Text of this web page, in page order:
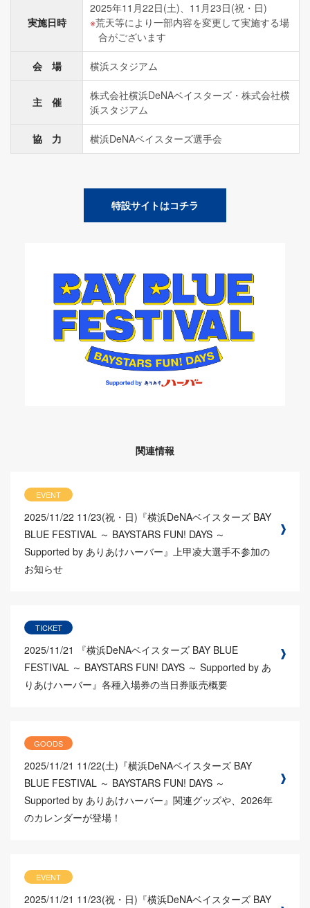
実施日時
2025年11月22日(土)、11月23日(祝・日)
荒天等により一部内容を変更して実施する場
合がございます
会 場 横浜スタジアム
主 催
株式会社横浜DeNAベイスターズ・株式会社横
浜スタジアム
協 力 横浜DeNAベイスターズ選手会
特設サイトはコチラ
関連情報
EVENT
2025/11/22 11/23(祝・日)『横浜DeNAベイスターズ BAY
BLUE FESTIVAL ～ BAYSTARS FUN! DAYS ～
Supported by ありあけハーバー』上甲凌大選手不参加の
お知らせ
TICKET
2025/11/21
『横浜DeNAベイスターズ BAY BLUE
FESTIVAL ～ BAYSTARS FUN! DAYS ～ Supported by あ
りあけハーバー』各種入場券の当日券販売概要
GOODS
2025/11/21 11/22(土)『横浜DeNAベイスターズ BAY
BLUE FESTIVAL ～ BAYSTARS FUN! DAYS ～
Supported by ありあけハーバー』関連グッズや、2026年
のカレンダーが登場！
EVENT
2025/11/21 11/23(祝・日)『横浜DeNAベイスターズ BAY